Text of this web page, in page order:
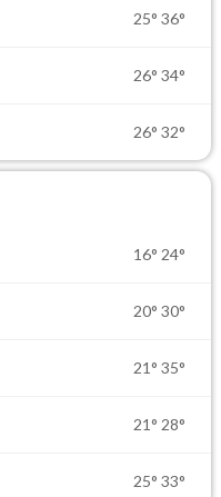
25° 36°
26° 34°
26° 32°
16° 24°
20° 30°
21° 35°
21° 28°
25° 33°